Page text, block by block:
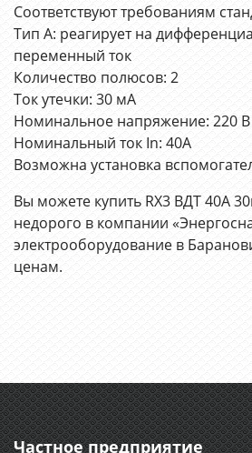
Соответствуют требованиям
Тип А: реагирует на
переменный ток
Количество полюсов: 2
Ток утечки: 30 мА
Номинальное напряжение: 220 В
Номинальный ток In: 40А
Возможна установка
Вы можете купить RХ3 ВДТ 40A
недорого в компании
электрооборудование в
ценам.
Частное предприятие